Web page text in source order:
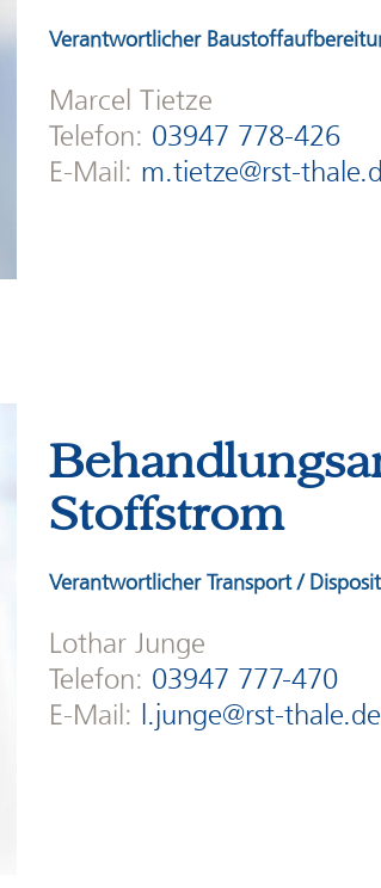
Verantwortlicher
Marcel Tietze
Telefon: 03947 778-426
E-Mail: m.tietze@rst-
Stoffstrom
Verantwortlicher Transport /
Lothar Junge
Telefon: 03947 777-470
E-Mail: l.junge@rst-thale.de